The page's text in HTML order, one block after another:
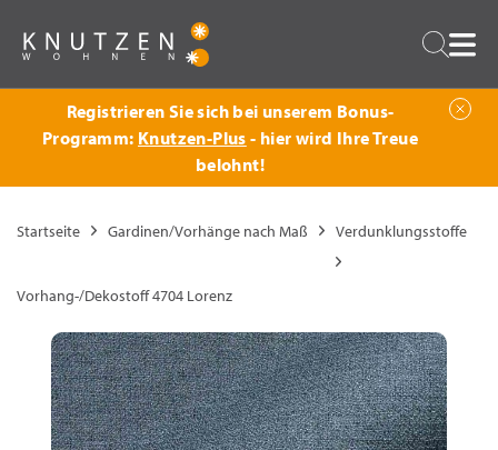
Zurück
Registrieren Sie sich bei unserem Bonus-
Programm: Knutzen-Plus - hier wird Ihre Treue
belohnt!
Startseite Gardinen/Vorhänge nach Maß Verdunklungsstoffe
Vorhang-/Dekostoff 4704 Lorenz